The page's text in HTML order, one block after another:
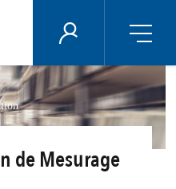
ÉNERGIE PLUS
de Mesurage